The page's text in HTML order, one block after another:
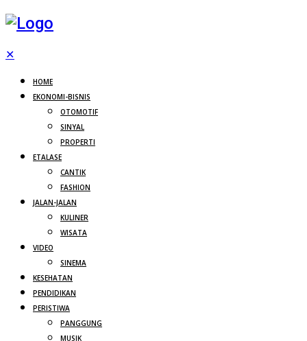
✕
HOME
EKONOMI-BISNIS
OTOMOTIF
SINYAL
PROPERTI
ETALASE
CANTIK
FASHION
JALAN-JALAN
KULINER
WISATA
VIDEO
SINEMA
KESEHATAN
PENDIDIKAN
PERISTIWA
PANGGUNG
MUSIK